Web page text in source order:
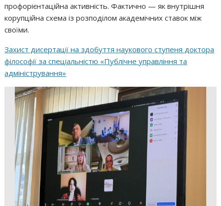
профорієнтаційна активність. Фактично — як внутрішня
корупційна схема із розподілом академічних ставок між
своїми.
Захист дисертації на здобуття наукового ступеня доктора
філософії за спеціальністю «Публічне управління та
адміністрування»